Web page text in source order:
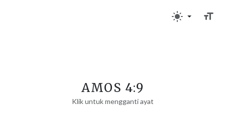
AMOS 4:9
Klik untuk mengganti ayat